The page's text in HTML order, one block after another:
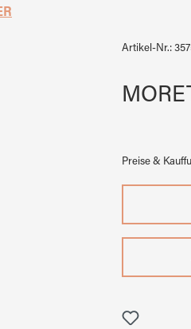
Artikel-Nr.:
Preise &